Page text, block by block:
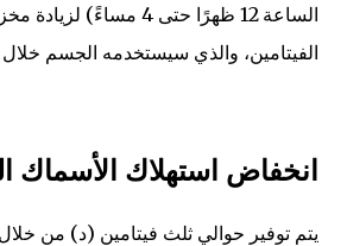
الساعة 12 ظهرًا حتى 4 مساءً)
الفيتامين، والذي سيستخدمه الجسم
انخفاض استهلاك الأسماك
يتم توفير حوالي ثلث فيتامين (د) من